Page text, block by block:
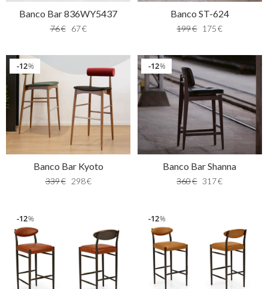
Banco Bar 836WY5437
76€ 67€
Banco ST-624
199€ 175 €
%
12
Banco Bar Kyoto
339€ 298€
%
12
Banco Bar Shanna
360€ 317€
%
12 %
12